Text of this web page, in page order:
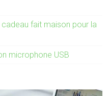
fait maison pour la
microphone USB